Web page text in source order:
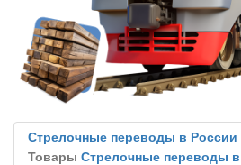
Стрелочные переводы в России
Товары Стрелочные переводы